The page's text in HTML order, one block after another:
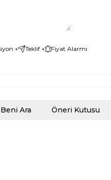
+ Teklif + Fiyat Alarmı
Beni Ara Öneri Kutusu